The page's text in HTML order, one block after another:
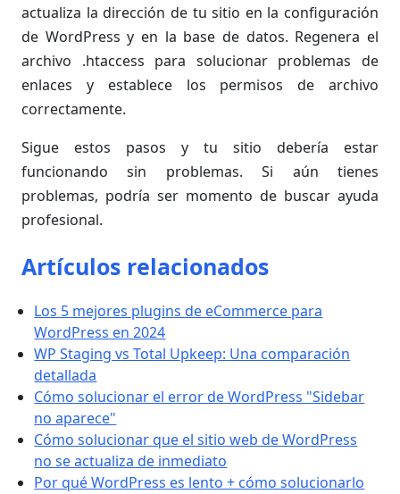
actualiza la dirección de tu sitio en la configuración
de WordPress y en la base de datos. Regenera el
archivo .htaccess para solucionar problemas de
enlaces y establece los permisos de archivo
correctamente.
Sigue estos pasos y tu sitio debería estar
funcionando sin problemas. Si aún tienes
problemas, podría ser momento de buscar ayuda
profesional.
Artículos relacionados
Los 5 mejores plugins de eCommerce para
WordPress en 2024
WP Staging vs Total Upkeep: Una comparación
detallada
Cómo solucionar el error de WordPress "Sidebar
no aparece"
Cómo solucionar que el sitio web de WordPress
no se actualiza de inmediato
Por qué WordPress es lento + cómo solucionarlo